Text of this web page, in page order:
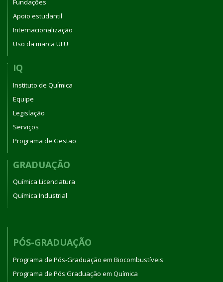
Fundações
Apoio estudantil
Internacionalização
Uso da marca UFU
IQ
Instituto de Química
Equipe
Legislação
Serviços
Programa de Gestão
GRADUAÇÃO
Química Licenciatura
Química Industrial
PÓS-GRADUAÇÃO
Programa de Pós-Graduação em Biocombustíveis
Programa de Pós Graduação em Química